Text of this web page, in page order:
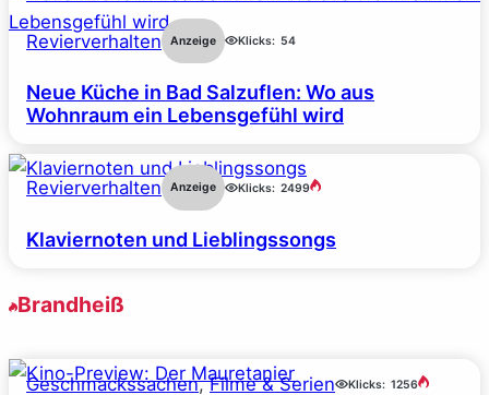
Revierverhalten Anzeige Klicks: 54
Neue Küche in Bad Salzuflen: Wo aus
Wohnraum ein Lebensgefühl wird
Revierverhalten Anzeige Klicks: 2499
Klaviernoten und Lieblingssongs
Brandheiß
Geschmackssachen, Filme & Serien Klicks: 1256